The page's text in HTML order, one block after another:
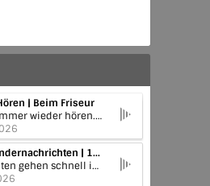
| Beim Friseur
Die Maus zum immer wieder hören. Jeden Tag mit einer neuen Folge, die eine Stunde lang ist. Mit dabei viel Lach- und Sachgeschichten, viel Musik und natürlich mit der Maus und dem Elefanten.
MausZoom – Kindernachrichten | 100 Tage eingesperrt für die Weltraumforschung
Kindernachrichten gehen schnell ins Ohr und sind oft schnell wieder weg. Um sie richtig zu verstehen braucht man Zeit. Die Maus nimmt sich diese und schaut im MausZoom auf ein Thema wie eine Kamera, die sich langsam reinzoomt und immer mehr Details entdeckt. Unsere Nachrichten für Kinder.